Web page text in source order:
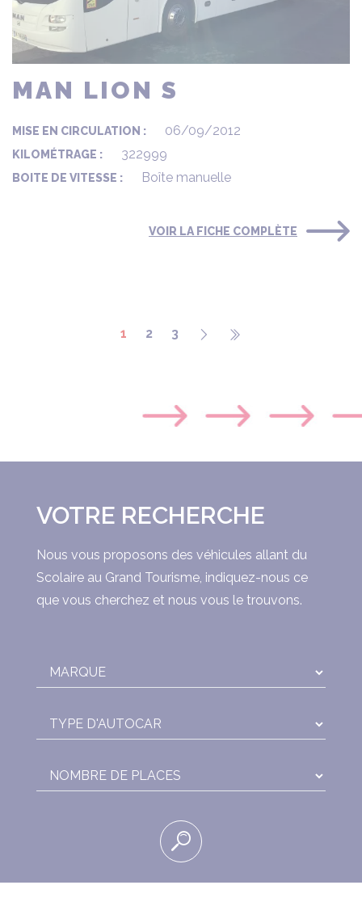
MAN LION S
MISE EN CIRCULATION : 06/09/2012
KILOMÉTRAGE : 322999
BOITE DE VITESSE : Boîte manuelle
VOIR LA FICHE COMPLÈTE
1 2 3
VOTRE RECHERCHE
Nous vous proposons des véhicules allant du
Scolaire au Grand Tourisme, indiquez-nous ce
que vous cherchez et nous vous le trouvons.
MARQUE
TYPE D'AUTOCAR
NOMBRE DE PLACES